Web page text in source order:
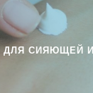
ДЛЯ СИЯЮЩЕЙ И